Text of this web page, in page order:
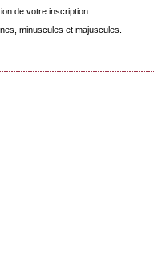
de votre inscription.
minuscules et majuscules.